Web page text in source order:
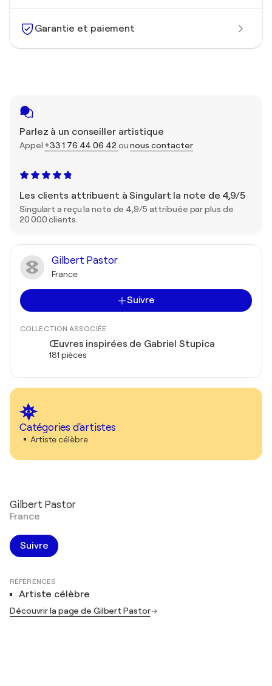
Garantie et paiement
Parlez à un conseiller artistique
Appel +33 1 76 44 06 42 ounous contacter
Les clients attribuent à Singulart la note de 4,9/5
Singulart a reçu la note de 4,9/5 attribuée par plus de
20 000 clients.
Gilbert Pastor
France
Suivre
COLLECTION ASSOCIÉE
Œuvres inspirées de Gabriel Stupica
181 pièces
Catégories d'artistes
Artiste célèbre
Gilbert Pastor
France
Suivre
RÉFÉRENCES
Artiste célèbre
Découvrir la page de Gilbert Pastor